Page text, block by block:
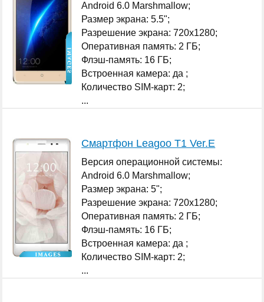
Android 6.0 Marshmallow;
Размер экрана: 5.5";
Разрешение экрана: 720x1280;
Оперативная память: 2 ГБ;
Флэш-память: 16 ГБ;
Встроенная камера: да ;
Количество SIM-карт: 2;
...
Смартфон Leagoo T1 Ver.E
Версия операционной системы:
Android 6.0 Marshmallow;
Размер экрана: 5";
Разрешение экрана: 720x1280;
Оперативная память: 2 ГБ;
Флэш-память: 16 ГБ;
Встроенная камера: да ;
Количество SIM-карт: 2;
...